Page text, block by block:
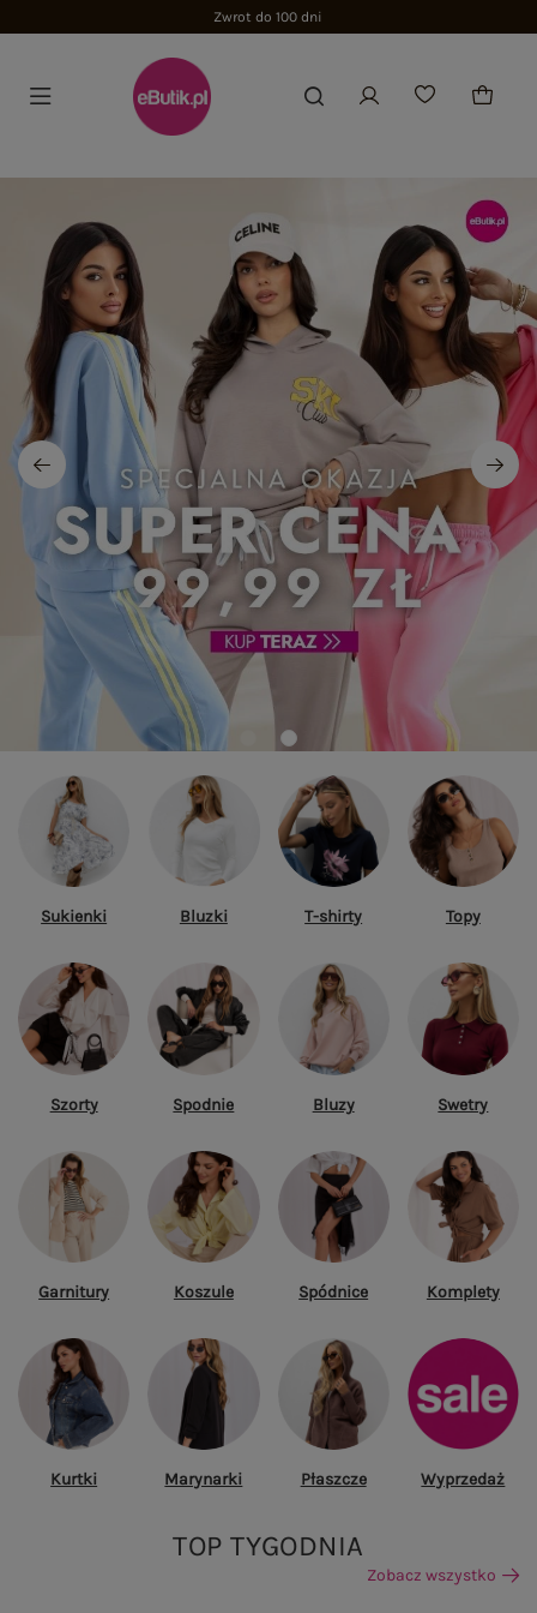
Zwrot do 100 dni
Sukienki Bluzki T-shirty Topy
Szorty Spodnie Bluzy Swetry
Garnitury Koszule Spódnice Komplety
Kurtki Marynarki Płaszcze Wyprzedaż
TOP TYGODNIA
Zobacz wszystko